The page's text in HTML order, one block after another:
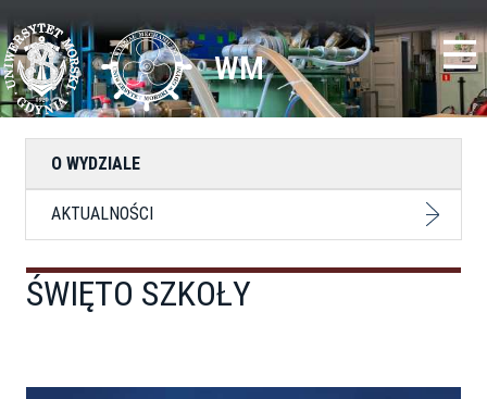
do
treści
high
contrast
WM
O WYDZIALE
AKTUALNOŚCI
ŚWIĘTO SZKOŁY